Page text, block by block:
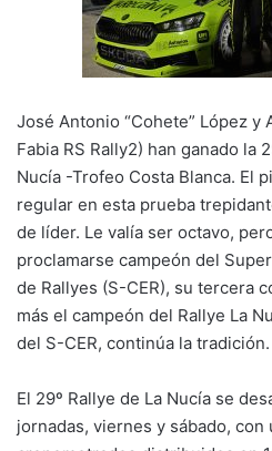
k
José Antonio “Cohete” López y
Fabia RS Rally2) han ganado la
Nucía -Trofeo Costa Blanca. El
regular en esta prueba
de líder. Le valía ser octavo,
proclamarse campeón del
de Rallyes (S-CER), su tercera
más el campeón del Rallye La
del S-CER, continúa la tradición.
El 29º Rallye de La Nucía se
jornadas, viernes y sábado, con